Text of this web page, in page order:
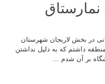
در بخش لاریجان شهرستان
داشتم که به دلیل نداشتن
بر آن شدم ...